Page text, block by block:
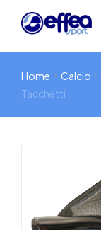
Home Calcio
Tacchetti